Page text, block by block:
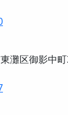
灘区御影中